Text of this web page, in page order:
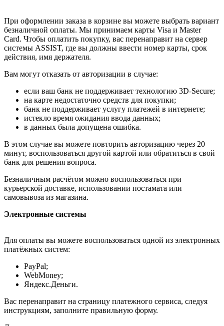
При оформлении заказа в корзине вы можете выбрать вариант
безналичной оплаты. Мы принимаем карты Visa и Master
Card. Чтобы оплатить покупку, вас перенаправит на сервер
системы ASSIST, где вы должны ввести номер карты, срок
действия, имя держателя.
Вам могут отказать от авторизации в случае:
если ваш банк не поддерживает технологию 3D-Secure;
на карте недостаточно средств для покупки;
банк не поддерживает услугу платежей в интернете;
истекло время ожидания ввода данных;
в данных была допущена ошибка.
В этом случае вы можете повторить авторизацию через 20
минут, воспользоваться другой картой или обратиться в свой
банк для решения вопроса.
Безналичным расчётом можно воспользоваться при
курьерской доставке, использовании постамата или
самовывоза из магазина.
Электронные системы
Для оплаты вы можете воспользоваться одной из электронных
платёжных систем:
PayPal;
WebMoney;
Яндекс.Деньги.
Вас перенаправит на страницу платежного сервиса, следуя
инструкциям, заполните правильную форму.